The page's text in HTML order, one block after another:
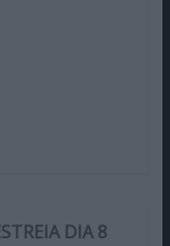
DIA 8